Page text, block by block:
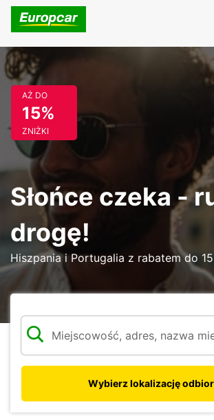
AŻ DO
15%
ZNIŻKI
Słońce czeka -
drogę!
Hiszpania i Portugalia z rabatem do
Wybierz lokalizację